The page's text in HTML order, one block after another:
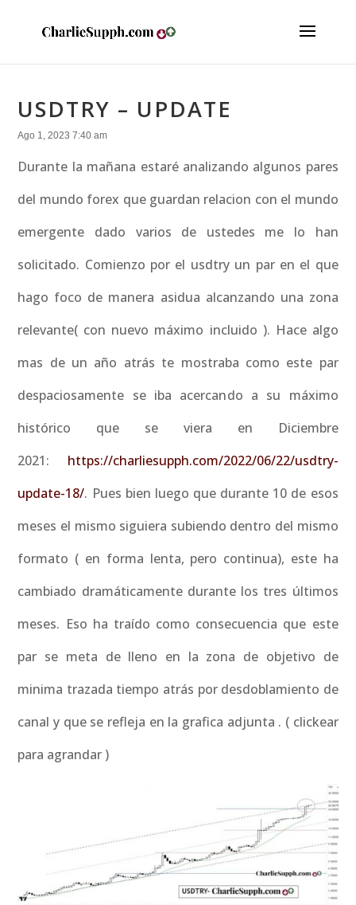
USDTRY – UPDATE
Ago 1, 2023 7:40 am
Durante la mañana estaré analizando algunos pares
del mundo forex que guardan relacion con el mundo
emergente dado varios de ustedes me lo han
solicitado. Comienzo por el usdtry un par en el que
hago foco de manera asidua alcanzando una zona
relevante( con nuevo máximo incluido ). Hace algo
mas de un año atrás te mostraba como este par
despaciosamente se iba acercando a su máximo
histórico que se viera en Diciembre
2021: https://charliesupph.com/2022/06/22/usdtry-
update-18/. Pues bien luego que durante 10 de esos
meses el mismo siguiera subiendo dentro del mismo
formato ( en forma lenta, pero continua), este ha
cambiado dramáticamente durante los tres últimos
meses. Eso ha traído como consecuencia que este
par se meta de lleno en la zona de objetivo de
minima trazada tiempo atrás por desdoblamiento de
canal y que se refleja en la grafica adjunta . ( clickear
para agrandar )